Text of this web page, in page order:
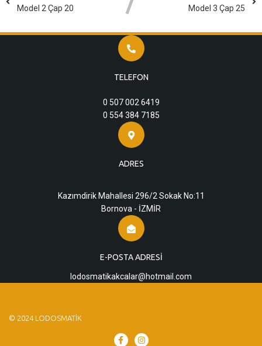
Model 2 Çap 20
Model 3 Çap 25
TELEFON
0 507 002 6419
0 554 384 7185
ADRES
Kazımdirik Mahallesi 296/2 Sokak No:11
Bornova - İZMİR
E-POSTA ADRESI
lodosmatikakcalar@hotmail.com
© 2024 LODOSMATIK